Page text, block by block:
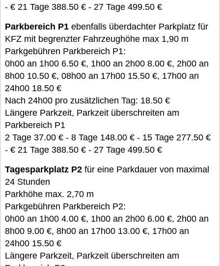
- € 21 Tage 388.50 € - 27 Tage 499.50 €
Parkbereich P1 ebenfalls überdachter Parkplatz für
KFZ mit begrenzter Fahrzeughöhe max 1,90 m
Parkgebühren Parkbereich P1:
0h00 an 1h00 6.50 €, 1h00 an 2h00 8.00 €, 2h00 an
8h00 10.50 €, 08h00 an 17h00 15.50 €, 17h00 an
24h00 18.50 €
Nach 24h00 pro zusätzlichen Tag: 18.50 €
Längere Parkzeit, Parkzeit überschreiten am
Parkbereich P1
2 Tage 37.00 € - 8 Tage 148.00 € - 15 Tage 277.50 €
- € 21 Tage 388.50 € - 27 Tage 499.50 €
Tagesparkplatz P2 für eine Parkdauer von maximal
24 Stunden
Parkhöhe max. 2,70 m
Parkgebühren Parkbereich P2:
0h00 an 1h00 4.00 €, 1h00 an 2h00 6.00 €, 2h00 an
8h00 9.00 €, 8h00 an 17h00 13.00 €, 17h00 an
24h00 15.50 €
Längere Parkzeit, Parkzeit überschreiten am